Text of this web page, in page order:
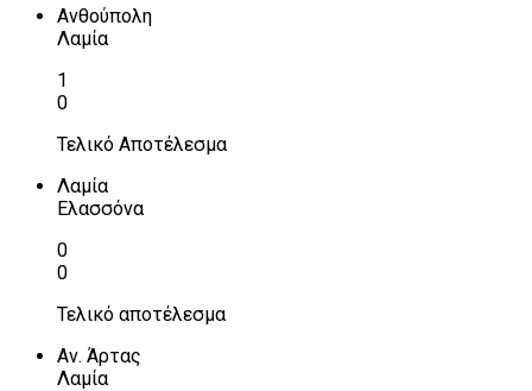
Ανθούπολη
Λαμία
1
0
Τελικό Αποτέλεσμα
Λαμία
Ελασσόνα
0
0
Τελικό αποτέλεσμα
Αν. Άρτας
Λαμία